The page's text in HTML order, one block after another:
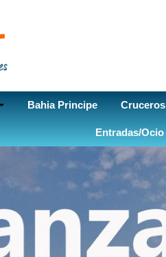
Bahia Principe Cruceros
Entradas/Ocio